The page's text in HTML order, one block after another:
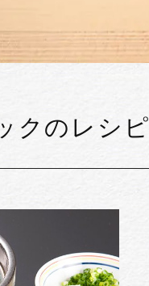
クのレシピ